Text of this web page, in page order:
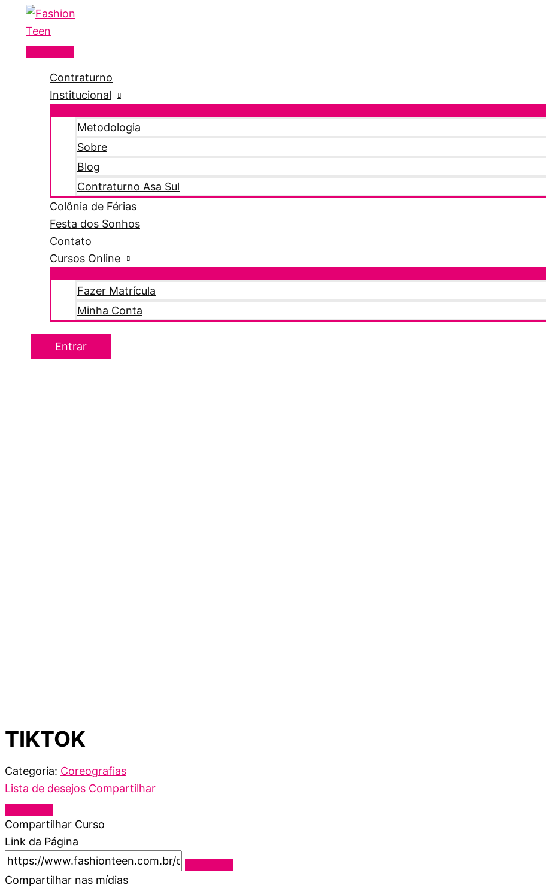
para
conteúdo
principal
Contraturno
Institucional
Metodologia
Sobre
Blog
Contraturno Asa Sul
Colônia de Férias
Festa dos Sonhos
Contato
Cursos Online
Fazer Matrícula
Minha Conta
Entrar
TIKTOK
Categoria: Coreografias
Lista de desejos Compartilhar
Compartilhar Curso
Link da Página
Compartilhar nas mídias